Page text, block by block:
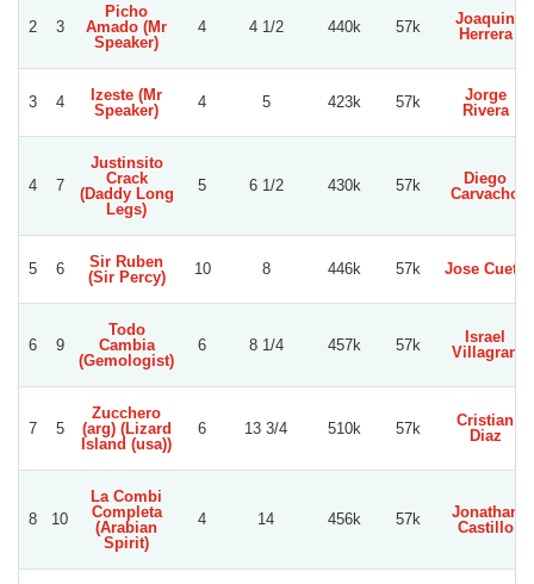
2 3
Picho
Amado (Mr
Speaker)
4 4 1/2 440k 57k
Joaquin
Herrera
3 4
Izeste (Mr
Speaker)
4 5 423k 57k
Jorge
Rivera
4 7
Justinsito
Crack
(Daddy Long
Legs)
5 6 1/2 430k 57k
Diego
Carvacho
5 6
Sir Ruben
(Sir Percy)
10 8 446k 57k Jose Cueto
6 9
Todo
Cambia
(Gemologist)
6 8 1/4 457k 57k
Israel
Villagran
7 5
Zucchero
(arg) (Lizard
Island (usa))
6 13 3/4 510k 57k
Cristian
Diaz
8 10
La Combi
Completa
(Arabian
Spirit)
4 14 456k 57k
Jonathan
Castillo